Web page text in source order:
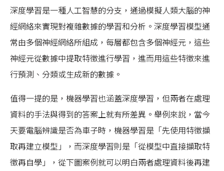
深度學習是一種人工智慧的分支，通過模擬人類大腦的神
經網絡來實現對複雜數據的學習和分析。深度學習模型通
常由多個神經網絡所組成，每層都包含多個神經元，這些
神經元從數據中提取特徵進行學習，進而用這些特徵來進
行預測、分類或生成新的數據。
值得一提的是，機器學習也涵蓋深度學習，但兩者在處理
資料的手法與得到的答案上就有所差異。舉例來說，當今
天要電腦辨識是否為車子時，機器學習是「先使用特徵擷
取再建立模型」，而深度學習則是「從模型中直接擷取特
徵再自學」，從下圖案例就可以明白兩者處理資料後再建